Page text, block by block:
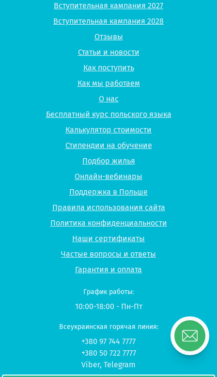
Вступительная кампания 2027
Вступительная кампания 2028
Отзывы
Статьи и новости
Как поступить
Как мы работаем
О нас
Бесплатный курс польского языка
Калькулятор стоимости
Стипендии на обучение
Подбор жилья
Онлайн-вебинары
Поддержка в Польше
Правила использования сайта
Политика конфиденциальности
Наши сертификаты
Частые вопросы и ответы
Гарантия и оплата
График работы:
10:00-18:00 - Пн-Пт
Всеукраинская горячая линия:
+380 97 744 7777
+380 50 722 7777
Viber, Telegram